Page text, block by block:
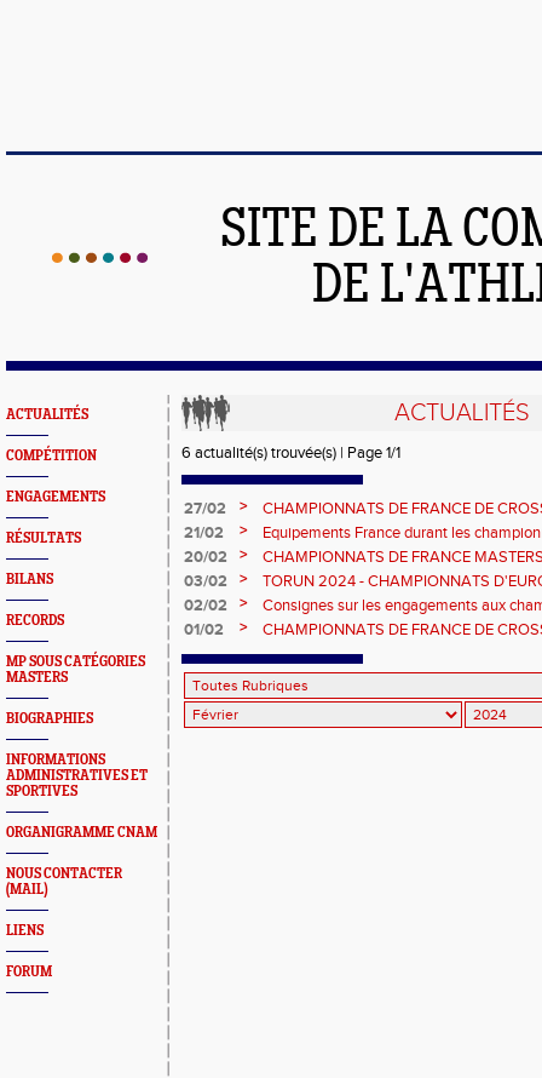
SITE DE LA
DE
ACTUALITÉS
COMPÉTITION
ENGAGEMENTS
RÉSULTATS
BILANS
RECORDS
MP SOUS CATÉGORIES
MASTERS
BIOGRAPHIES
INFORMATIONS
ADMINISTRATIVES ET
SPORTIVES
ORGANIGRAMME CNAM
NOUS CONTACTER
(MAIL)
LIENS
FORUM
ACTUALITÉS
6 actualité(s) trouvée(s) | Page 1/1
27/02 >
CHAMPIONNATS DE FRANCE DE
date limite d'inscription le 29 février.
21/02 >
Equipements France durant les
à Lyon.
20/02 >
CHAMPIONNATS DE FRANCE
03/02
>
TORUN 2024 - CHAMPIONNATS
GENERALES.
02/02 >
Consignes sur les engagements aux
masters.
01/02 >
CHAMPIONNATS DE FRANCE DE